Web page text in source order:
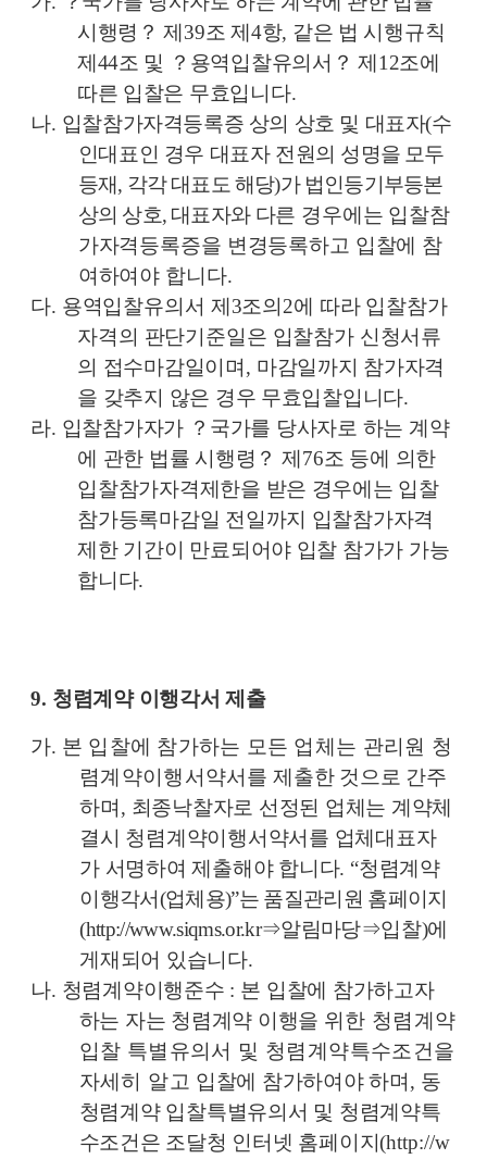
시행령 ？제 39조 제 4항, 같은 법 시행규칙
제 44조 및 ？ 용역입찰유의서 ？제 12조에
따른 입찰은 무효입니다.
나. 입찰참가자격등록증 상의 상호 및 대표자(수
인대표인 경우 대표자 전원의 성명을 모두
등재, 각각 대표도 해당)가 법인등기부등본
상의 상호, 대표자와 다른 경우에는 입찰참
가자격등록증을 변경등록하고 입찰에 참
여하여야 합니다.
다. 용역입찰유의서 제 3조의 2에 따라 입찰참가
자격의 판단기준일은 입찰참가 신청서류
의 접수마감일이며 , 마감일까지 참가자격
을 갖추지 않은 경우 무효입찰입니다.
라. 입찰참가자가 ？ 국가를 당사자로 하는 계약
에 관한 법률 시행령 ？제 76조 등에 의한
입찰참가자격제한을 받은 경우에는 입찰
참가등록마감일 전일까지 입찰참가자격
제한 기간이 만료되어야 입찰 참가가 가능
합니다.
9. 청렴계약 이행각서 제출
가. 본 입찰에 참가하는 모든 업체는 관리원 청
렴계약이행서약서를 제출한 것으로 간주
하며 , 최종낙찰자로 선정된 업체는 계약체
결시 청렴계약이행서약서를 업체대표자
가 서명하여 제출해야 합니다. “청렴계약
이행각서(업체용)”는 품질관리원 홈페이지
(http://www.siqms.or.kr⇒알림마당⇒입찰)에
게재되어 있습니다.
나. 청렴계약이행준수 : 본 입찰에 참가하고자
하는 자는 청렴계약 이행을 위한 청렴계약
입찰 특별유의서 및 청렴계약특수조건을
자세히 알고 입찰에 참가하여야 하며 , 동
청렴계약 입찰특별유의서 및 청렴계약특
수조건은 조달청 인터넷 홈페이지(http://w